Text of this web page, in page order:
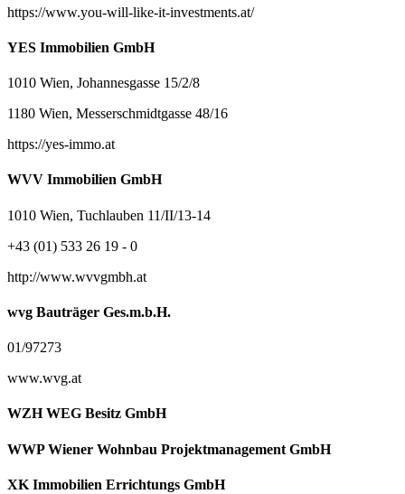
https://www.you-will-like-it-investments.at/
YES Immobilien GmbH
1010 Wien, Johannesgasse 15/2/8
1180 Wien, Messerschmidtgasse 48/16
https://yes-immo.at
WVV Immobilien GmbH
1010 Wien, Tuchlauben 11/II/13-14
+43 (01) 533 26 19 - 0
http://www.wvvgmbh.at
wvg Bauträger Ges.m.b.H.
01/97273
www.wvg.at
WZH WEG Besitz GmbH
WWP Wiener Wohnbau Projektmanagement GmbH
XK Immobilien Errichtungs GmbH